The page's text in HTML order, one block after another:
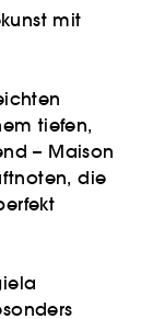
mit
tiefen,
– Maison
die